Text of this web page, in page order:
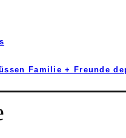
Familie + Freunde